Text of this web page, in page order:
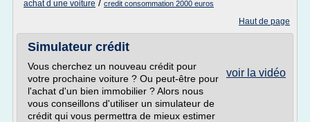
achat d une voiture / credit consommation 2000 euros
Haut de page
Simulateur crédit
voir la vidéo
Vous cherchez un nouveau crédit pour
votre prochaine voiture ? Ou peut-être pour
l'achat d'un bien immobilier ? Alors nous
vous conseillons d'utiliser un simulateur de
crédit qui vous permettra de mieux estimer